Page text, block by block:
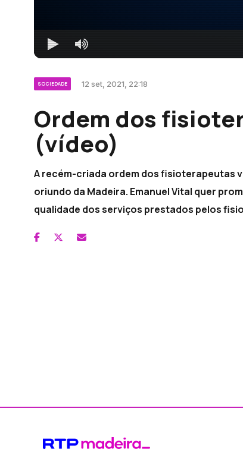
SOCIEDADE 12 set, 2021, 22:18
Ordem dos
(vídeo)
A recém-criada ordem dos fisioterapeutas
oriundo da Madeira. Emanuel Vital quer
qualidade dos serviços prestados pelos